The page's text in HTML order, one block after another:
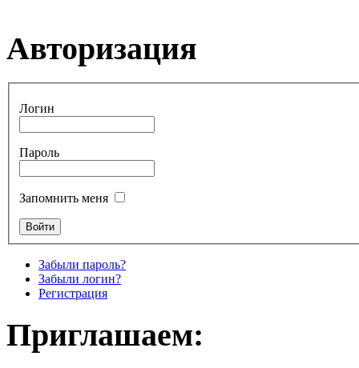
Авторизация
Логин
Пароль
Запомнить меня
Забыли пароль?
Забыли логин?
Регистрация
Приглашаем: